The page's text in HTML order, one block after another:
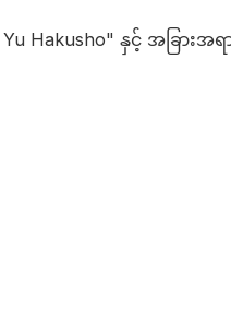
Hakusho" နှင့် အခြားအရာ